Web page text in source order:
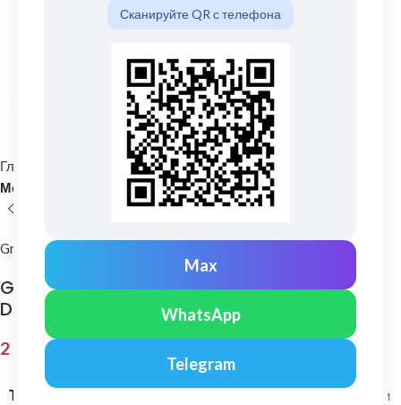
Сканируйте QR с телефона
Max
WhatsApp
Telegram
Нажмите, чтобы увеличить
Главная
Кровельные материалы
Металлочерепица и комплектующие
Grand Line
Grand Line: Ендова верхняя 115х30х115 мм
Drap 0,45мм Ral 7024
2 156,00
ТОЛЩИНА МЕТАЛЛА 0,45 мм